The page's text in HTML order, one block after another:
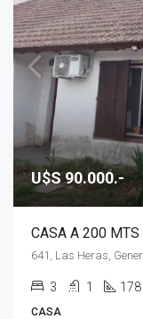
U$S 90.000.-
3 1 178
CASA